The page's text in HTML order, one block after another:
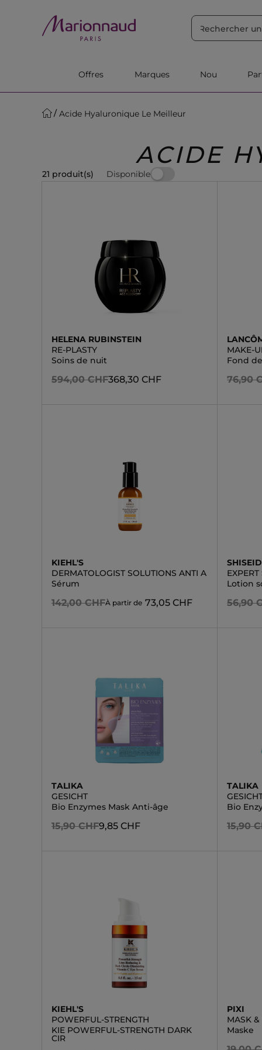
Offres Marques Nou
Acide Hyaluronique Le Meilleur
ACIDE
21 produit(s) Disponible
HELENA RUBINSTEIN
RE-PLASTY
Soins de nuit
594,00 CHF368,30 CHF
MAKE-
Fond
76,90
KIEHL'S
DERMATOLOGIST SOLUTIONS ANTI A
Sérum
142,00 CHFÀ partir de 73,05 CHF
Lotion
56,90
TALIKA
GESICHT
Bio Enzymes Mask Anti-âge
15,90 CHF9,85 CHF
TALIKA
Bio
15,90
KIEHL'S
POWERFUL-STRENGTH
KIE POWERFUL-STRENGTH DARK
CIR
PIXI
MASK &
Maske